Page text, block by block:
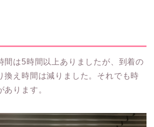
間は5時間以上ありましたが、到着の
換え時間は減りました。それでも時
あります。